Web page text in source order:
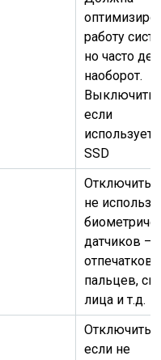
работу
но часто
наоборот.
Выключить
если
SSD
Отключить
не
датчиков —
отпечатков
пальцев,
лица и т.д.
Отключить,
если не